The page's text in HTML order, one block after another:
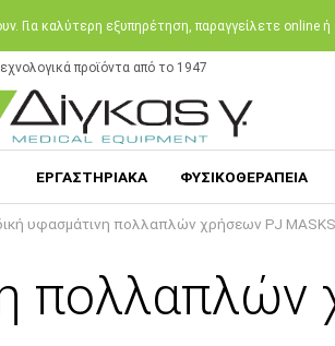
Για καλύτερη εξυπηρέτηση, παραγγείλετε online
προϊόντα από το 1947
ΕΡΓΑΣΤΗΡΙΑΚΑ ΦΥΣΙΚΟΘΕΡΑΠΕΙΑ
υφασμάτινη πολλαπλών χρήσεων PJ MASKS
πολλαπλών